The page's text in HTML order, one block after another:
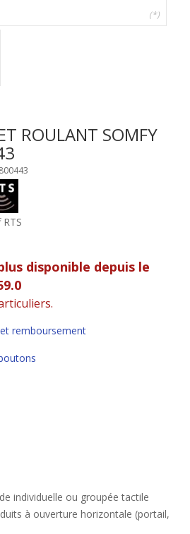
(*)
ROULANT SOMFY
disponible depuis le
remboursement
individuelle ou groupée tactile
à ouverture horizontale (portail,